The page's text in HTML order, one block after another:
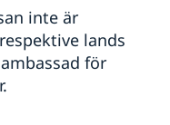
inte är
lands
för